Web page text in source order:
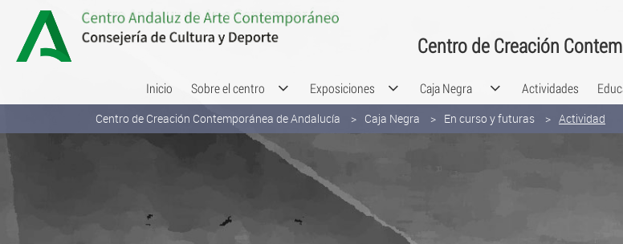
Saltar al contenido
Centro de Creación
Inicio Sobre el centro Exposiciones Caja Negra Actividades
Centro de Creación Contemporánea de Andalucía Caja Negra En curso y futuras Actividad